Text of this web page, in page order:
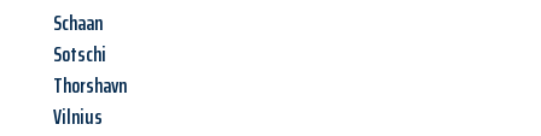
Schaan
Sotschi
Thorshavn
Vilnius